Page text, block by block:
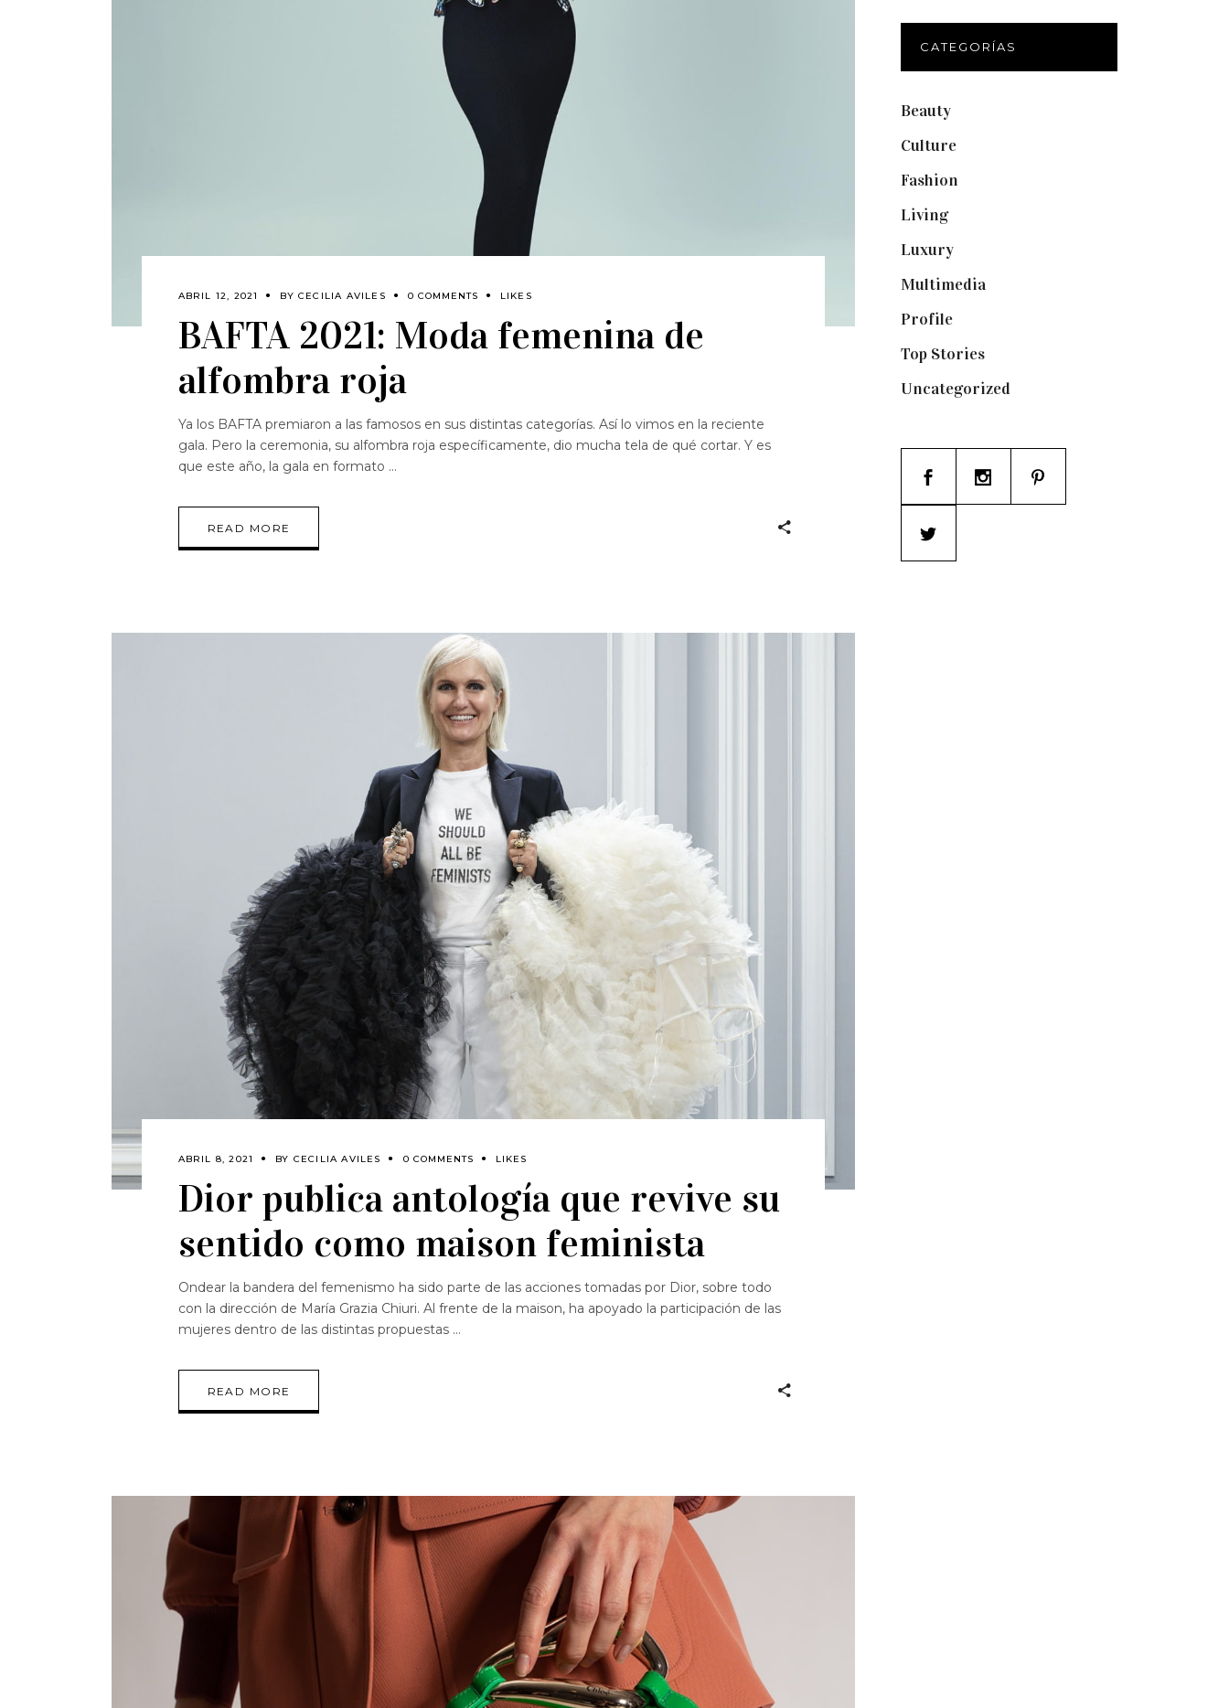
ABRIL 12, 2021 BY CECILIA AVILES 0 COMMENTS LIKES
BAFTA 2021: Moda femenina de
alfombra roja
Ya los BAFTA premiaron a las famosos en sus distintas categorías. Así lo vimos en la reciente
gala. Pero la ceremonia, su alfombra roja específicamente, dio mucha tela de qué cortar. Y es
que este año, la gala en formato
READ MORE
ABRIL 8, 2021 BY CECILIA AVILES 0 COMMENTS LIKES
Dior publica antología que revive su
sentido como maison feminista
Ondear la bandera del femenismo ha sido parte de las acciones tomadas por Dior, sobre todo
con la dirección de María Grazia Chiuri. Al frente de la maison, ha apoyado la participación de las
mujeres dentro de las distintas propuestas
READ MORE
CATEGORÍAS
Beauty(250)
Culture(132)
Fashion
Living(337)
Luxury(664)
Multimedia(10)
Profile(8)
Top Stories(123)
Uncategorized